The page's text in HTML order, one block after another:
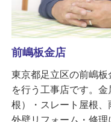
前嶋板金店
東京都足立区の前嶋
を行う工事店です。
根）・スレート屋根、
外壁リフォーム・修